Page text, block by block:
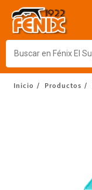
Inicio Productos